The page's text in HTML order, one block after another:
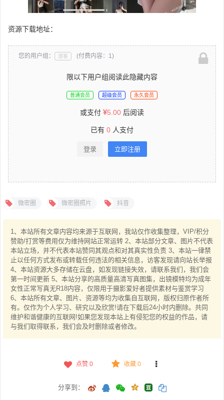
资源下载地址：
您的用户组： 游客 (付费内容：1)
限以下用户组阅读此隐藏内容
普通会员 超级会员 永久会员
或支付 5.00 后阅读
已有 0 人支付
登录 立即注册
微密圈 微密圈照片 抖音
1、本站所有文章内容均来源于互联网，我站仅作收集整理，VIP/积分
赞助/打赏等费用仅为维持网站正常运转 2、本站部分文章、图片不代表
本站立场，并不代表本站赞同其观点和对其真实性负责 3、本站一律禁
止以任何方式发布或转载任何违法的相关信息，访客发现请向站长举报
4、本站资源大多存储在云盘，如发现链接失效，请联系我们，我们会
第一时间更新 5、本站分享的高质量高清写真图集，出镜模特均为成年
女性正常写真无R18内容，仅限用于摄影爱好者提供素材与鉴赏学习
6、本站所有文章、图片、资源等均为收集自互联网，版权归原作者所
有。仅作为个人学习、研究以及欣赏!请在下载后24小时内删除。共同
维护和谐健康的互联网!如果您发现本站上有侵犯您的权益的作品，请
与我们取得联系，我们会及时删除或者修改。
点赞 0 收藏 0
分享到：